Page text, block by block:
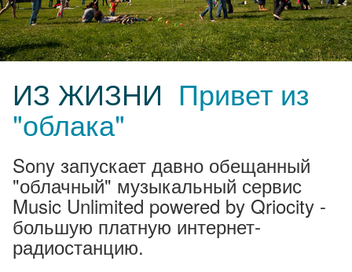
ИЗ ЖИЗНИ Привет из
"облака"
Sony запускает давно обещанный
"облачный" музыкальный сервис
Music Unlimited powered by Qriocity -
большую платную интернет-
радиостанцию.